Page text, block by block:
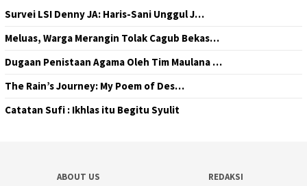
Survei LSI Denny JA: Haris-Sani Unggul J…
Meluas, Warga Merangin Tolak Cagub Bekas…
Dugaan Penistaan Agama Oleh Tim Maulana …
The Rain’s Journey: My Poem of Des…
Catatan Sufi : Ikhlas itu Begitu Syulit
ABOUT US
REDAKSI